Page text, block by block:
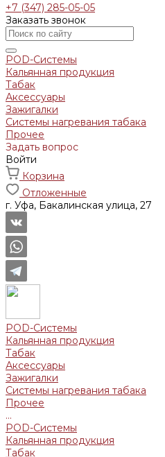
+7 (347) 285-05-05
Заказать звонок
POD-Системы
Кальянная продукция
Табак
Аксессуары
Зажигалки
Системы нагревания табака
Прочее
Задать вопрос
Войти
Корзина
Отложенные
г. Уфа, Бакалинская улица, 27
POD-Системы
Кальянная продукция
Табак
Аксессуары
Зажигалки
Системы нагревания табака
Прочее
...
POD-Системы
Кальянная продукция
Табак